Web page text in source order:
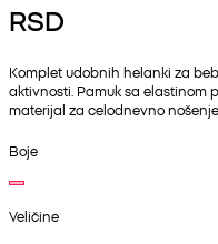
RSD
Komplet udobnih helanki za
aktivnosti. Pamuk sa elastinom
materijal za celodnevno
Boje
Veličine